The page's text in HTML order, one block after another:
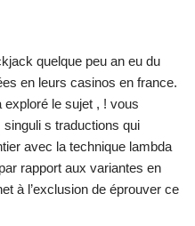
quelque peu an eu du
en leurs casinos en france.
exploré le sujet , ! vous
s traductions qui
avec la technique lambda
rapport aux variantes en
à l’exclusion de éprouver ce